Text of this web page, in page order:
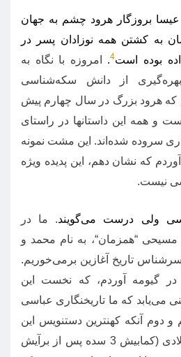
عیسا بروزگار هرود چشم به جهان
به کشتن همه نوزادان پسر در
بوده است4
.
امروزه با نگاه به
از دانش سکه‌شناسی
که هرود بزرگ در سال چهارم پیش
و همه این داستانها در راستای
سروده شده‌اند. این مشت نمونه
که نشان دهم، این پدیده ویژه
نیست.
ولی درست می‌گویند. ما در
مسیحی“همزمان“، به نام محمد و
تاریخ آغازین برمی‌خوریم.
در گیومه آوردم، که نخست این
می‌یابد که ما تاریخنگاری عباسی
و دوم آنکه کهنترین دستنویس این
(کمابیش3 سده پس از برآیش